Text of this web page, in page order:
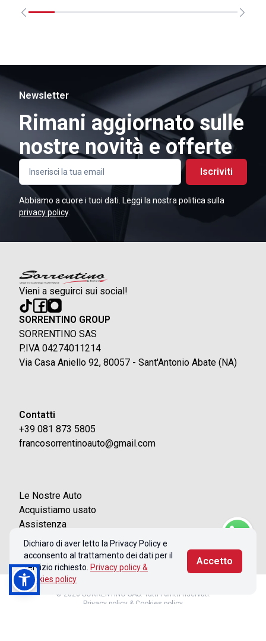
Newsletter
Rimani aggiornato sulle
nostre novità e offerte
Iscriviti
Abbiamo a cuore i tuoi dati. Leggi la nostra politica sulla
privacy policy.
Vieni a seguirci sui social!
SORRENTINO GROUP
SORRENTINO SAS
P.IVA 04274011214
Via Casa Aniello 92, 80057 - Sant'Antonio Abate (NA)
Contatti
+39 081 873 5805
francosorrentinoauto@gmail.com
Le Nostre Auto
Acquistiamo usato
Assistenza
Contatti
Dichiaro di aver letto la Privacy Policy e
acconsento al trattamento dei dati per il
servizio richiesto. Privacy policy &
Cookies policy
Accetto
© 2026 SORRENTINO SAS. Tutti i diritti riservati.
Privacy policy & Cookies policy